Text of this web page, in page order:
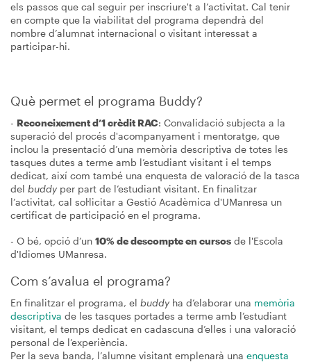
els passos que cal seguir per inscriure't a l’activitat. Cal tenir
en compte que la viabilitat del programa dependrà del
nombre d’alumnat internacional o visitant interessat a
participar-hi.
Què permet el programa Buddy?
- Reconeixement d’1 crèdit RAC: Convalidació subjecta a la
superació del procés d'acompanyament i mentoratge, que
inclou la presentació d’una memòria descriptiva de totes les
tasques dutes a terme amb l’estudiant visitant i el temps
dedicat, així com també una enquesta de valoració de la tasca
del buddy per part de l’estudiant visitant. En finalitzar
l’activitat, cal sol·licitar a Gestió Acadèmica d'UManresa un
certificat de participació en el programa.
- O bé, opció d’un 10% de descompte en cursos de l'Escola
d'Idiomes UManresa.
Com s’avalua el programa?
En finalitzar el programa, el buddy ha d’elaborar una memòria
descriptiva de les tasques portades a terme amb l’estudiant
visitant, el temps dedicat en cadascuna d’elles i una valoració
personal de l’experiència.
Per la seva banda, l’alumne visitant emplenarà una enquesta